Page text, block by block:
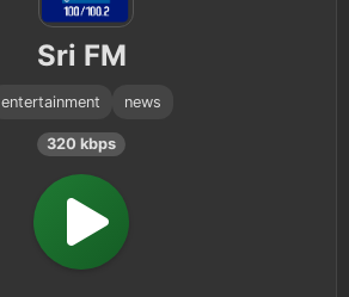
Sri FM
entertainment news
320 kbps